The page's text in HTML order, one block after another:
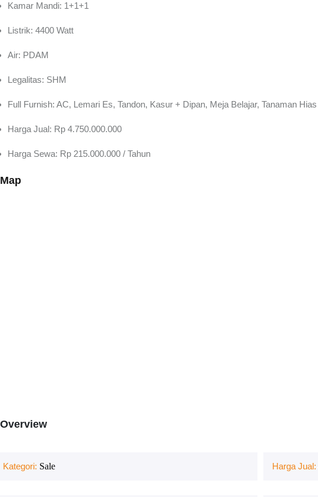
Kamar Mandi: 1+1+1
Listrik: 4400 Watt
Air: PDAM
Legalitas: SHM
Full Furnish: AC, Lemari Es, Tandon, Kasur + Dipan, Meja Belajar, Tanaman Hias
Harga Jual: Rp 4.750.000.000
Harga Sewa: Rp 215.000.000 / Tahun
Map
Overview
Kategori: Sale Harga Jual: